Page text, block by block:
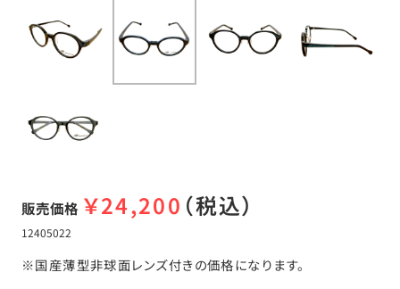
販売価格 ￥24,200 （税込）
12405022
※国産薄型非球面レンズ付きの価格になります。